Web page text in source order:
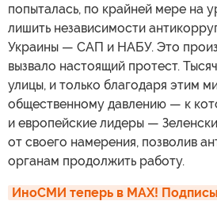
попыталась, по крайней мере на
лишить независимости
Украины — САП и НАБУ. Это
вызвало настоящий протест.
улицы, и только благодаря этим
общественному давлению — к
и европейские лидеры —
от своего намерения, позволив
органам продолжить работу.
ИноСМИ теперь в MAX!